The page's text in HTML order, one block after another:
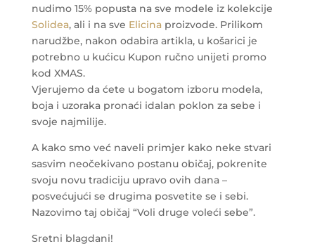
nudimo 15% popusta na sve modele iz kolekcije
Solidea, ali i na sve Elicinaproizvode. Prilikom
narudžbe, nakon odabira artikla, u košarici je
potrebno u kućicu Kupon ručno unijeti promo
kod XMAS.
Vjerujemo da ćete u bogatom izboru modela,
boja i uzoraka pronaći idalan poklon za sebe i
svoje najmilije.
A kako smo već naveli primjer kako neke stvari
sasvim neočekivano postanu običaj, pokrenite
svoju novu tradiciju upravo ovih dana –
posvećujući se drugima posvetite se i sebi.
Nazovimo taj običaj “Voli druge voleći sebe”.
Sretni blagdani!